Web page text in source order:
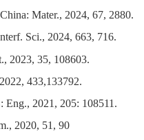
Mater., 2024, 67, 2880.
Sci., 2024, 663, 716.
2023, 35, 108603.
433,133792.
Eng., 2021, 205: 108511.
2020, 51, 90